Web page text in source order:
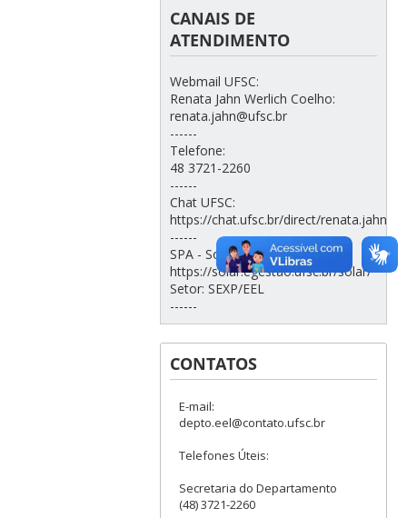
CANAIS DE
ATENDIMENTO
Webmail UFSC:
Renata Jahn Werlich Coelho:
renata.jahn@ufsc.br
------
Telefone:
48 3721-2260
------
Chat UFSC:
https://chat.ufsc.br/direct/renata.jahn
------
SPA - Solar:
https://solar.egestao.ufsc.br/solar/
Setor: SEXP/EEL
------
CONTATOS
E-mail:
depto.eel@contato.ufsc.br
Telefones Úteis:
Secretaria do Departamento
(48) 3721-2260